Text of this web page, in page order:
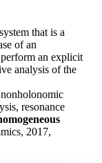
that is a
of an
an explicit
analysis of the
resonance
2017,